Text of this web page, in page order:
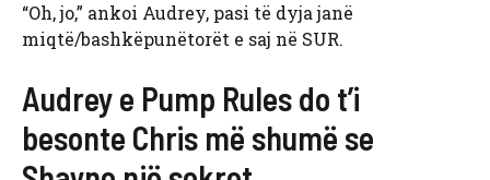
“Oh, jo,” ankoi Audrey, pasi të dyja janë
miqtë/bashkëpunëtorët e saj në SUR.
Audrey e Pump Rules do t’i
besonte Chris më shumë se